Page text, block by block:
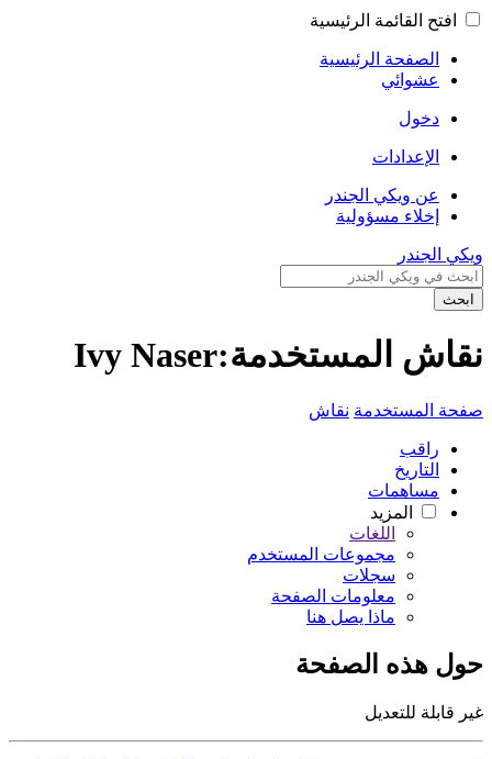
افتح القائمة الرئيسية
الصفحة الرئيسية
عشوائي
دخول
الإعدادات
عن ويكي الجندر
إخلاء مسؤولية
ويكي الجندر
ابحث
نقاش المستخدمة:Ivy Naser
صفحة المستخدمة نقاش
راقب
التاريخ
مساهمات
المزيد
اللغات
مجموعات المستخدم
سجلات
معلومات الصفحة
ماذا يصل هنا
حول هذه الصفحة
غير قابلة للتعديل